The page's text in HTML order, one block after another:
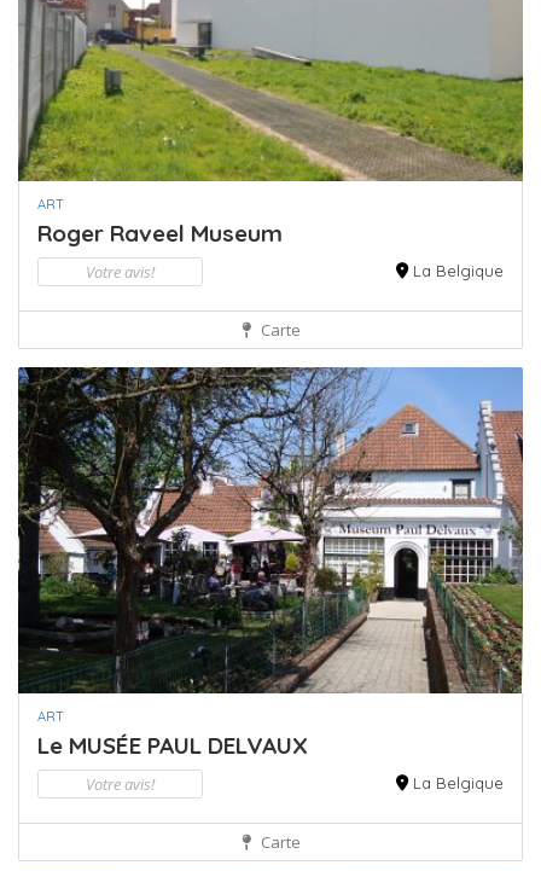
ART
Roger Raveel Museum
Votre avis! La Belgique
Carte
ART
Le MUSÉE PAUL DELVAUX
Votre avis! La Belgique
Carte